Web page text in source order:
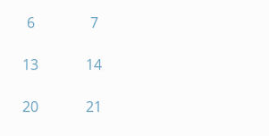
6 7
13 14
20 21